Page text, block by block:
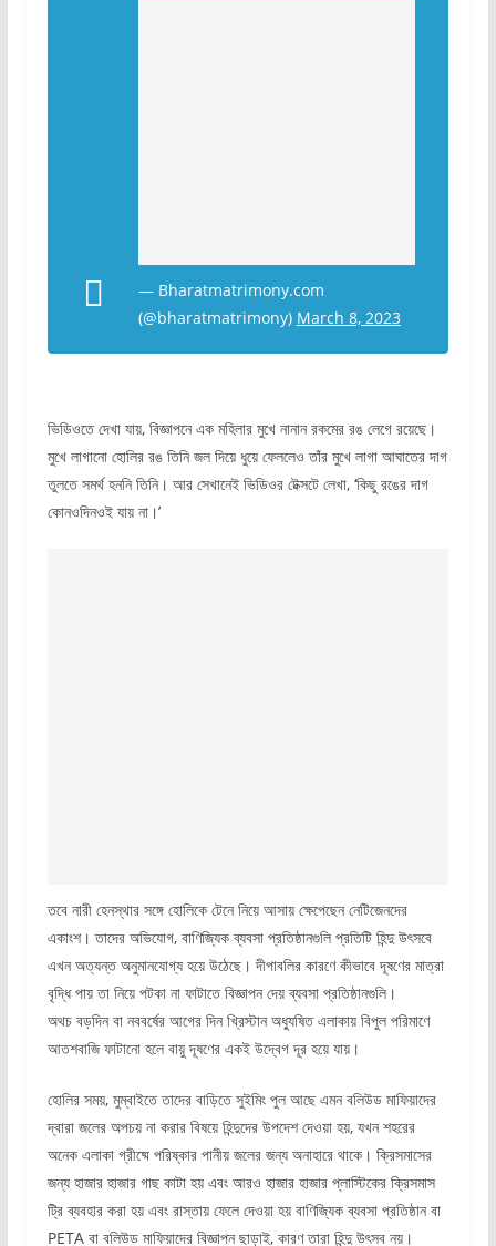
— Bharatmatrimony.com
(@bharatmatrimony) March 8, 2023
ভিডিওতে দেখা যায়, বিজ্ঞাপনে এক মহিলার মুখে নানান রকমের রঙ লেগে রয়েছে।
মুখে লাগানো হোলির রঙ তিনি জল দিয়ে ধুয়ে ফেললেও তাঁর মুখে লাগা আঘাতের দাগ
তুলতে সমর্থ হননি তিনি। আর সেখানেই ভিডিওর টেক্সটে লেখা, ‘কিছু রঙের দাগ
কোনওদিনওই যায় না।’
তবে নারী হেনস্থার সঙ্গে হোলিকে টেনে নিয়ে আসায় ক্ষেপেছেন নেটিজেনদের
একাংশ। তাদের অভিযোগ, বাণিজ্যিক ব্যবসা প্রতিষ্ঠানগুলি প্রতিটি হিন্দু উৎসবে
এখন অত্যন্ত অনুমানযোগ্য হয়ে উঠেছে। দীপাবলির কারণে কীভাবে দূষণের মাত্রা
বৃদ্ধি পায় তা নিয়ে পটকা না ফাটাতে বিজ্ঞাপন দেয় ব্যবসা প্রতিষ্ঠানগুলি।
অথচ বড়দিন বা নববর্ষের আগের দিন খ্রিস্টান অধ্যুষিত এলাকায় বিপুল পরিমাণে
আতশবাজি ফাটানো হলে বায়ু দূষণের একই উদ্বেগ দূর হয়ে যায়।
হোলির সময়, মুম্বাইতে তাদের বাড়িতে সুইমিং পুল আছে এমন বলিউড মাফিয়াদের
দ্বারা জলের অপচয় না করার বিষয়ে হিন্দুদের উপদেশ দেওয়া হয়, যখন শহরের
অনেক এলাকা গ্রীষ্মে পরিষ্কার পানীয় জলের জন্য অনাহারে থাকে। ক্রিসমাসের
জন্য হাজার হাজার গাছ কাটা হয় এবং আরও হাজার হাজার প্লাস্টিকের ক্রিসমাস
ট্রি ব্যবহার করা হয় এবং রাস্তায় ফেলে দেওয়া হয় বাণিজ্যিক ব্যবসা প্রতিষ্ঠান বা
PETA বা বলিউড মাফিয়াদের বিজ্ঞাপন ছাড়াই, কারণ তারা হিন্দু উৎসব নয়।